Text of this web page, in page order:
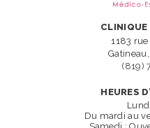
CLINIQUE
1183
(819)
HEURES
Du mardi au